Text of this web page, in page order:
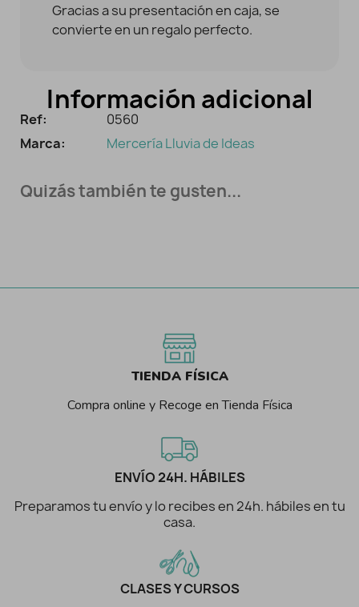
Gracias a su presentación en caja, se
convierte en un regalo perfecto.
Información adicional
Ref:
0560
Marca:
Mercería Lluvia de Ideas
Quizás también te gusten...
TIENDA FÍSICA
Compra online y Recoge en Tienda Física
ENVÍO 24H. HÁBILES
Preparamos tu envío y lo recibes en 24h. hábiles en tu
casa.
CLASES Y CURSOS